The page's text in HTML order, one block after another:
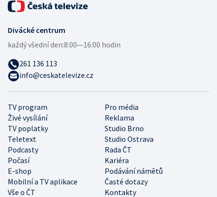
TV program
Pro média
Živé vysílání
Reklama
TV poplatky
Studio Brno
Teletext
Studio Ostrava
Podcasty
Rada ČT
Počasí
Kariéra
E-shop
Podávání námětů
Mobilní a TV aplikace
Časté dotazy
Vše o ČT
Kontakty
Divácké centrum
každý všední den:8:00—16:00 hodin
261 136 113
info@ceskatelevize.cz